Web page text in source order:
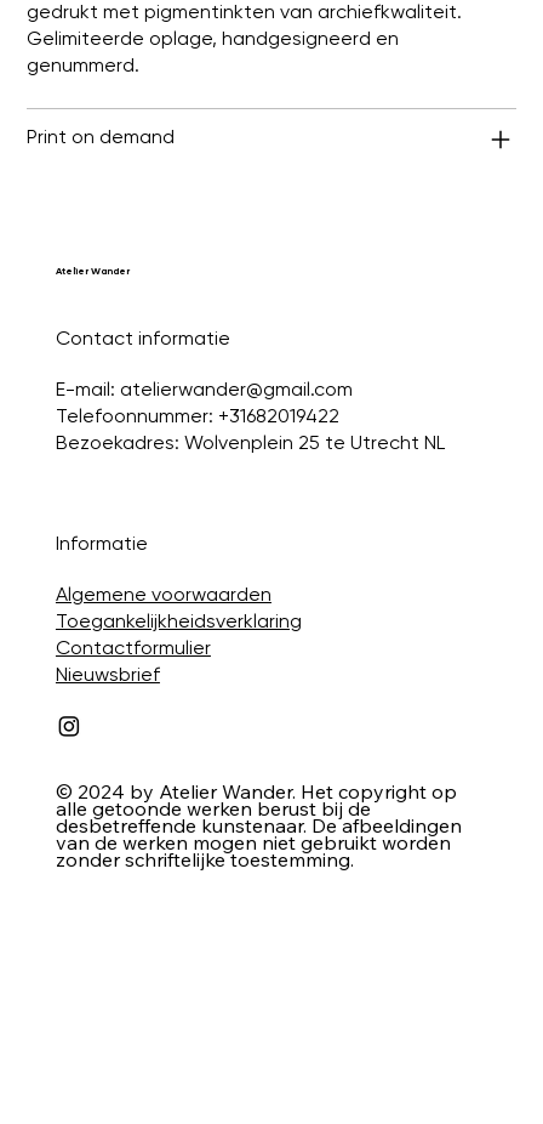
gedrukt met pigmentinkten van archiefkwaliteit.
Gelimiteerde oplage, handgesigneerd en
genummerd.
Print on demand
Atelier Wander
Contact informatie
E-mail: atelierwander@gmail.com
Telefoonnummer: +31682019422
Bezoekadres: Wolvenplein 25 te Utrecht NL
Informatie
Algemene voorwaarden
Toegankelijkheidsverklaring
Contactformulier
Nieuwsbrief
© 2024 by Atelier Wander. Het copyright op
alle getoonde werken berust bij de
desbetreffende kunstenaar. De afbeeldingen
van de werken mogen niet gebruikt worden
zonder schriftelijke toestemming.